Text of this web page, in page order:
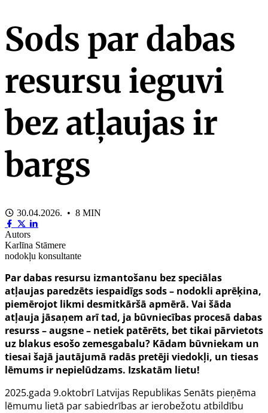
Sods par dabas
resursu ieguvi
bez atļaujas ir
bargs
30.04.2026. • 8 MIN
Autors
Karlīna Stāmere
nodokļu konsultante
Par dabas resursu izmantošanu bez speciālas
atļaujas paredzēts iespaidīgs sods – nodokli aprēķina,
piemērojot likmi desmitkāršā apmērā. Vai šāda
atļauja jāsaņem arī tad, ja būvniecības procesā dabas
resurss – augsne – netiek patērēts, bet tikai pārvietots
uz blakus esošo zemesgabalu? Kādam būvniekam un
tiesai šajā jautājumā radās pretēji viedokļi, un tiesas
lēmums ir nepielūdzams. Izskatām lietu!
2025.gada 9.oktobrī Latvijas Republikas Senāts pieņēma
lēmumu lietā par sabiedrības ar ierobežotu atbildību